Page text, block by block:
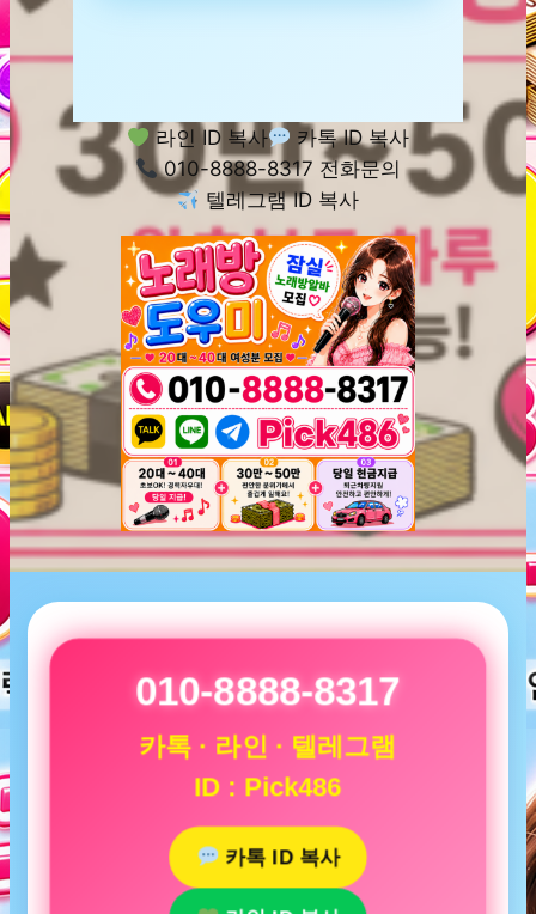
라인 ID 복사
카톡 ID 복사
010-8888-8317 전화문의
텔레그램 ID 복사
010-8888-8317
카톡 · 라인 · 텔레그램
ID : Pick486
카톡 ID 복사